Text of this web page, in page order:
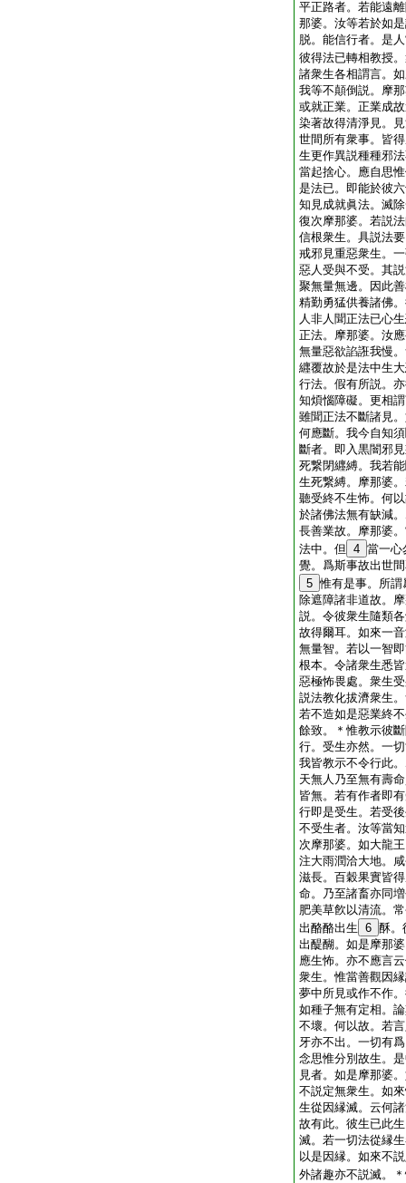
平正路者。若能遠
那婆。汝等若於如
脱。能信行者。是
彼得法已轉相教授
諸衆生各相謂言。
我等不顛倒説。摩
或就正業。正業成
染著故得清淨見。
世間所有衆事。皆
生更作異説種種邪
當起捨心。應自思
是法已。即能於彼
知見成就眞法。滅
復次摩那婆。若説
信根衆生。具説法
戒邪見重惡衆生。
惡人受與不受。其
聚無量無邊。因此
精勤勇猛供養諸佛
人非人聞正法已心
正法。摩那婆。汝
無量惡欲諂誑我慢
纒覆故於是法中生
行法。假有所説。
知煩惱障礙。更相
雖聞正法不斷諸見
何應斷。我今自知
斷者。即入黒闇邪
死繋閉纒縛。我若
生死繋縛。摩那婆
聽受終不生怖。何
於諸佛法無有缺減
長善業故。摩那婆
法中。但 4 當一心
覺。爲斯事故出世
5 惟有是事。所
除遮障諸非道故。
説。令彼衆生隨類
故得爾耳。如來一
無量智。若以一智
根本。令諸衆生悉
惡極怖畏處。衆生
説法教化拔濟衆生
若不造如是惡業終
餘致。＊惟教示彼
行。受生亦然。一
我皆教示不令行此
天無人乃至無有壽
皆無。若有作者即
行即是受生。若受
不受生者。汝等當
次摩那婆。如大龍
注大雨潤洽大地。
滋長。百穀果實皆
命。乃至諸畜亦同
肥美草飮以清流。
出酪酪出生 6 酥。
出醍醐。如是摩那
應生怖。亦不應言
衆生。惟當善觀因
夢中所見或作不作
如種子無有定相。
不壞。何以故。若
牙亦不出。一切有
念思惟分別故生。
見者。如是摩那婆
不説定無衆生。如
生從因縁滅。云何
故有此。彼生已此
滅。若一切法從縁
以是因縁。如來不
外諸趣亦不説滅。